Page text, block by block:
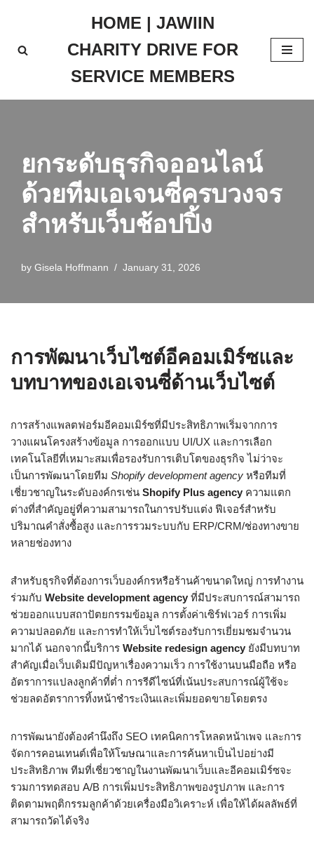
to
HOME | JAWIIN
CHARITY DRIVE FOR
SERVICE MEMBERS
ยกระดับธุรกิจออนไลน์
ด้วยทีมเอเจนซี่ครบวงจร
สำหรับเว็บช้อปปิ้ง
by Gisela Hoffmann January 31, 2026
การพัฒนาเว็บไซต์อีคอมเมิร์ซและ
บทบาทของเอเจนซี่ด้านเว็บไซต์
การสร้างแพลตฟอร์มอีคอมเมิร์ซที่มีประสิทธิภาพเริ่มจากการ
วางแผนโครงสร้างข้อมูล การออกแบบ UI/UX และการเลือก
เทคโนโลยีที่เหมาะสมเพื่อรองรับการเติบโตของธุรกิจ ไม่ว่าจะ
เป็นการพัฒนาโดยทีม Shopify development agency หรือทีมที่
เชี่ยวชาญในระดับองค์กรเช่น Shopify Plus agency ความแตก
ต่างที่สำคัญอยู่ที่ความสามารถในการปรับแต่ง ฟีเจอร์สำหรับ
ปริมาณคำสั่งซื้อสูง และการรวมระบบกับ ERP/CRM/ช่องทางขาย
หลายช่องทาง
สำหรับธุรกิจที่ต้องการเว็บองค์กรหรือร้านค้าขนาดใหญ่ การทำงาน
ร่วมกับ Website development agency ที่มีประสบการณ์สามารถ
ช่วยออกแบบสถาปัตยกรรมข้อมูล การตั้งค่าเซิร์ฟเวอร์ การเพิ่ม
ความปลอดภัย และการทำให้เว็บไซต์รองรับการเยี่ยมชมจำนวน
มากได้ นอกจากนี้บริการ Website redesign agency ยังมีบทบาท
สำคัญเมื่อเว็บเดิมมีปัญหาเรื่องความเร็ว การใช้งานบนมือถือ หรือ
อัตราการแปลงลูกค้าที่ต่ำ การรีดีไซน์ที่เน้นประสบการณ์ผู้ใช้จะ
ช่วยลดอัตราการทิ้งหน้าชำระเงินและเพิ่มยอดขายโดยตรง
การพัฒนายังต้องคำนึงถึง SEO เทคนิคการโหลดหน้าเพจ และการ
จัดการคอนเทนต์เพื่อให้โฆษณาและการค้นหาเป็นไปอย่างมี
ประสิทธิภาพ ทีมที่เชี่ยวชาญในงานพัฒนาเว็บและอีคอมเมิร์ซจะ
รวมการทดสอบ A/B การเพิ่มประสิทธิภาพของรูปภาพ และการ
ติดตามพฤติกรรมลูกค้าด้วยเครื่องมือวิเคราะห์ เพื่อให้ได้ผลลัพธ์ที่
สามารถวัดได้จริง